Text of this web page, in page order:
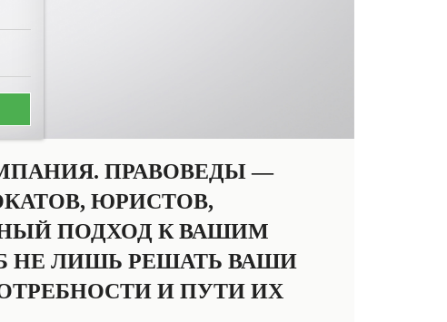
ПРАВОВЕДЫ —
ЮРИСТОВ,
ПОДХОД К ВАШИМ
НЕ ЛИШЬ РЕШАТЬ ВАШИ
И ПУТИ ИХ